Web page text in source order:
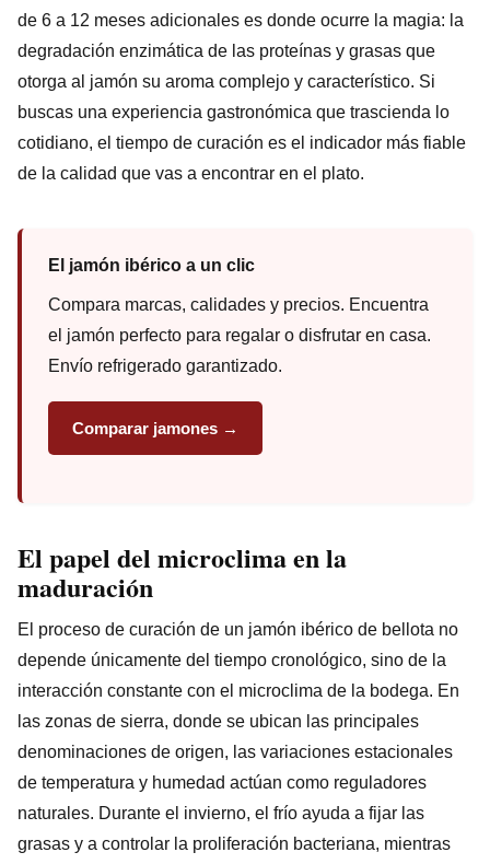
de 6 a 12 meses adicionales es donde ocurre la magia: la
degradación enzimática de las proteínas y grasas que
otorga al jamón su aroma complejo y característico. Si
buscas una experiencia gastronómica que trascienda lo
cotidiano, el tiempo de curación es el indicador más fiable
de la calidad que vas a encontrar en el plato.
El jamón ibérico a un clic
Compara marcas, calidades y precios. Encuentra
el jamón perfecto para regalar o disfrutar en casa.
Envío refrigerado garantizado.
Comparar jamones →
El papel del microclima en la
maduración
El proceso de curación de un jamón ibérico de bellota no
depende únicamente del tiempo cronológico, sino de la
interacción constante con el microclima de la bodega. En
las zonas de sierra, donde se ubican las principales
denominaciones de origen, las variaciones estacionales
de temperatura y humedad actúan como reguladores
naturales. Durante el invierno, el frío ayuda a fijar las
grasas y a controlar la proliferación bacteriana, mientras